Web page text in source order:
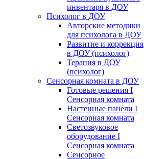
инвентаря в ДОУ
Психолог в ДОУ
Авторские методики
для психолога в ДОУ
Развитие и коррекция
в ДОУ (психолог)
Терапия в ДОУ
(психолог)
Сенсорная комната в ДОУ
Готовые решения I
Сенсорная комната
Настенные панели I
Сенсорная комната
Светозвуковое
оборудование I
Сенсорная комната
Сенсорное